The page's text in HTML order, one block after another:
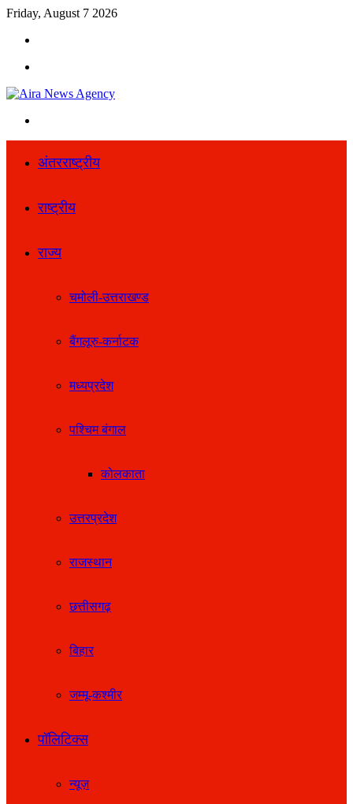
Friday, August 7 2026
अंतरराष्ट्रीय
राष्ट्रीय
राज्य
चमोली-उत्तराखण्ड
बैंगलूरु-कर्नाटक
मध्यप्रदेश
पश्चिम बंगाल
कोलकाता
उत्तरप्रदेश
राजस्थान
छत्तीसगढ़
बिहार
जम्मू-कश्मीर
पॉलिटिक्स
न्यूज़